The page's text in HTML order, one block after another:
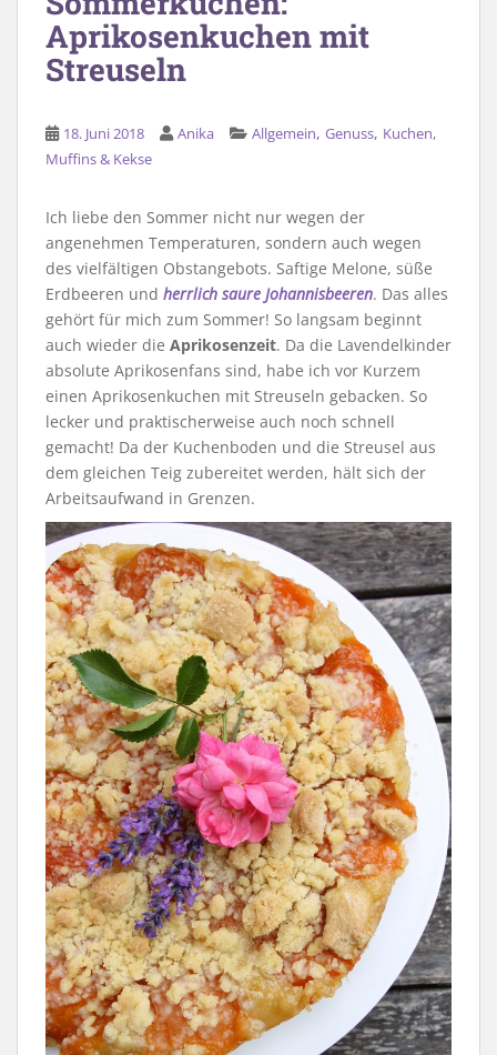
Aprikosenkuchen mit
Streuseln
18. Juni 2018 Anika Allgemein, Genuss, Kuchen,
Muffins & Kekse
Ich liebe den Sommer nicht nur wegen der
angenehmen Temperaturen, sondern auch wegen
des vielfältigen Obstangebots. Saftige Melone, süße
Erdbeeren und herrlich saure Johannisbeeren. Das alles
gehört für mich zum Sommer! So langsam beginnt
auch wieder die Aprikosenzeit. Da die Lavendelkinder
absolute Aprikosenfans sind, habe ich vor Kurzem
einen Aprikosenkuchen mit Streuseln gebacken. So
lecker und praktischerweise auch noch schnell
gemacht! Da der Kuchenboden und die Streusel aus
dem gleichen Teig zubereitet werden, hält sich der
Arbeitsaufwand in Grenzen.